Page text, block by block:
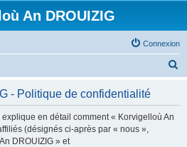
An DROUIZIG
Connexion
- Politique de confidentialité
en détail comment « Korvigelloù An
(désignés ci-après par « nous »,
DROUIZIG » et